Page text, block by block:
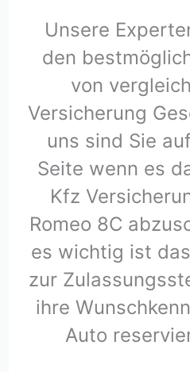
Unsere
den
von
Versicherung
uns sind Sie
Seite wenn es
Kfz
Romeo 8C
es wichtig ist
zur
ihre
Auto